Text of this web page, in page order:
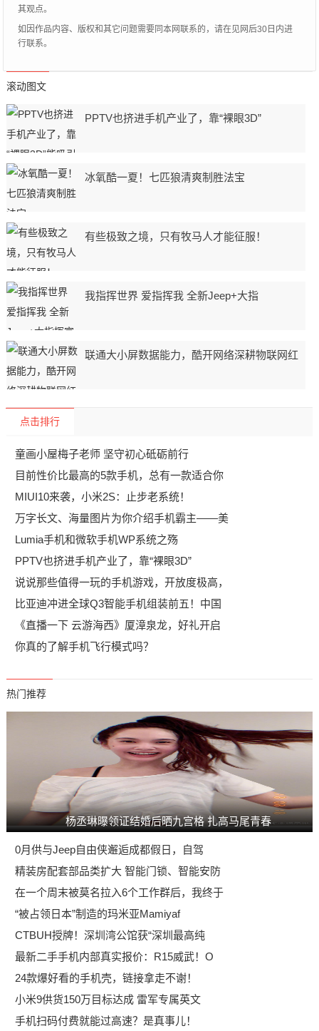
其观点。
如因作品内容、版权和其它问题需要同本网联系的，请在见网后30日内进
行联系。
滚动图文
PPTV也挤进手机产业了，靠“裸眼3D”
冰氧酷一夏！七匹狼清爽制胜法宝
有些极致之境，只有牧马人才能征服！
我指挥世界 爱指挥我 全新Jeep+大指
联通大小屏数据能力，酷开网络深耕物联网红
点击排行
童画小屋梅子老师 坚守初心砥砺前行
目前性价比最高的5款手机，总有一款适合你
MIUI10来袭，小米2S：止步老系统！
万字长文、海量图片为你介绍手机霸主——美
Lumia手机和微软手机WP系统之殇
PPTV也挤进手机产业了，靠“裸眼3D”
说说那些值得一玩的手机游戏，开放度极高，
比亚迪冲进全球Q3智能手机组装前五！中国
《直播一下 云游海西》厦漳泉龙，好礼开启
你真的了解手机飞行模式吗？
热门推荐
杨丞琳曝领证结婚后晒九宫格 扎高马尾青春
0月供与Jeep自由侠邂逅成都假日，自驾
精装房配套部品类扩大 智能门锁、智能安防
在一个周末被莫名拉入6个工作群后，我终于
“被占领日本”制造的玛米亚Mamiyaf
CTBUH授牌！深圳湾公馆获“深圳最高纯
最新二手手机内部真实报价：R15威武！O
24款爆好看的手机壳，链接拿走不谢！
小米9供货150万目标达成 雷军专属英文
手机扫码付费就能过高速？是真事儿！